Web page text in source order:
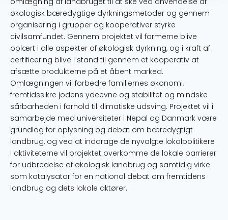
økologisk bæredygtige dyrkningsmetoder og gennem
organisering i grupper og kooperativer styrke
civilsamfundet. Gennem projektet vil farmerne blive
oplært i alle aspekter af økologisk dyrkning, og i kraft af
certificering blive i stand til gennem et kooperativ at
afsætte produkterne på et åbent marked.
Omlægningen vil forbedre familiernes økonomi,
fremtidssikre jodens ydeevne og stabilitet og mindske
sårbarheden i forhold til klimatiske udsving. Projektet vil i
samarbejde med universiteter i Nepal og Danmark være
grundlag for oplysning og debat om bæredygtigt
landbrug, og ved at inddrage de nyvalgte lokalpolitikere
i aktiviteterne vil projektet overkomme de lokale barrierer
for udbredelse af økologisk landbrug og samtidig virke
som katalysator for en national debat om fremtidens
landbrug og dets lokale aktører.